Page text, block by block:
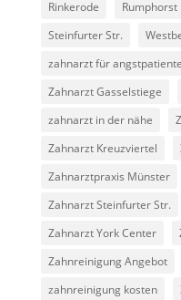
Rinkerode
Rumphorst
Steinfurter Str.
zahnarzt für
Zahnarzt Gasselstiege
zahnarzt in der nähe
Zahnarzt Kreuzviertel
Zahnarztpraxis Münster
Zahnarzt Steinfurter Str.
Zahnarzt York Center
Zahnreinigung Angebot
zahnreinigung kosten